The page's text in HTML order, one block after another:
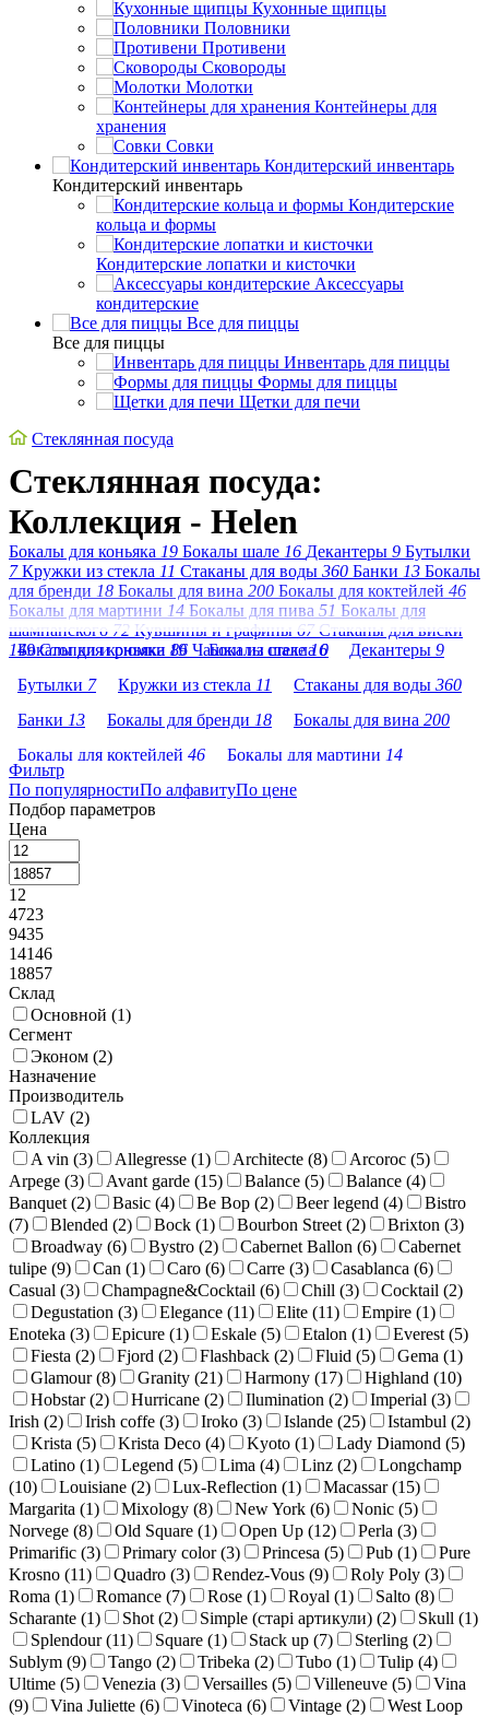
Кухонные щипцы
Половники
Противени
Сковороды
Молотки
Контейнеры для
хранения
Совки
Кондитерский инвентарь
Кондитерский инвентарь
Кондитерские
кольца и формы
Кондитерские лопатки и кисточки
Аксессуары
кондитерские
Все для пиццы
Все для пиццы
Инвентарь для пиццы
Формы для пиццы
Щетки для печи
Стеклянная посуда
Стеклянная посуда:
Коллекция - Helen
Бокалы для коньяка 19 Бокалы шале 16 Декантеры 9 Бутылки
7 Кружки из стекла 11 Стаканы для воды 360 Банки 13 Бокалы
для бренди 18 Бокалы для вина 200 Бокалы для коктейлей 46
Бокалы для мартини 14 Бокалы для пива 51 Бокалы для
шампанского 72 Кувшины и графины 67 Стаканы для виски
149 Стопки и рюмки 86 Чашки из стекла 0
Бокалы для коньяка 19 Бокалы шале 16 Декантеры 9
Бутылки 7 Кружки из стекла 11 Стаканы для воды 360
Банки 13 Бокалы для бренди 18 Бокалы для вина 200
Бокалы для коктейлей 46 Бокалы для мартини 14
Бокалы для пива 51 Бокалы для шампанского
Кувшины и графины
Стопки и рюмки
Фильтр
По популярностиПо алфавитуПо цене
Подбор параметров
Цена
12
4723
9435
14146
18857
Склад
Основной (1)
Сегмент
Эконом (2)
Назначение
Производитель
LAV (2)
Коллекция
A vin (3) Allegresse (1) Architecte (8) Arcoroc (5)
Arpege (3) Avant garde (15) Balance (5) Balance (4)
Banquet (2) Basic (4) Be Bop (2) Beer legend (4)
Bistro
(7) Blended (2) Bock (1) Bourbon Street (2) Brixton (3)
Broadway (6) Bystro (2) Cabernet Ballon (6)
Cabernet
tulipe (9) Can (1) Caro (6) Carre (3) Casablanca (6)
Casual (3) Champagne&Cocktail (6) Chill (3) Cocktail (2)
Degustation (3) Elegance (11) Elite (11) Empire (1)
Enoteka (3) Epicure (1) Eskale (5) Etalon (1) Everest (5)
Fiesta (2) Fjord (2) Flashback (2) Fluid (5) Gema (1)
Glamour (8) Granity (21) Harmony (17) Highland (10)
Hobstar (2) Hurricane (2) Ilumination (2) Imperial (3)
Irish (2) Irish coffe (3) Iroko (3) Islande (25) Istambul (2)
Krista (5) Krista Deco (4) Kyoto (1) Lady Diamond (5)
Latino (1) Legend (5) Lima (4) Linz (2)
Longchamp
(10) Louisiane (2) Lux-Reflection (1) Macassar (15)
Margarita (1) Mixology (8) New York (6) Nonic (5)
Norvege (8) Old Square (1) Open Up (12) Perla (3)
Primarific (3) Primary color (3) Princesa (5) Pub (1)
Pure
Krosno (11) Quadro (3) Rendez-Vous (9) Roly Poly (3)
Roma (1) Romance (7) Rose (1) Royal (1) Salto (8)
Scharante (1) Shot (2) Simple (старі артикули) (2) Skull (1)
Splendour (11) Square (1) Stack up (7) Sterling (2)
Sublym (9) Tango (2) Tribeka (2) Tubo (1) Tulip (4)
Ultime (5) Venezia (3) Versailles (5) Villeneuve (5)
Vina
(9) Vina Juliette (6) Vinoteca (6) Vintage (2)
West Loop